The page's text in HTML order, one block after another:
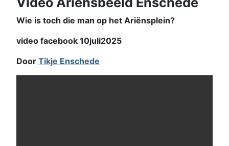
Wie is toch die man op het Ariënsplein?
video facebook 10juli2025
Door Tikje Enschede